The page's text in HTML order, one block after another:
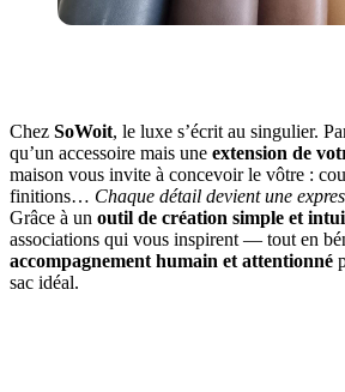
Chez SoWoit, le luxe s’écrit au singulier.
qu’un accessoire mais une extension de
maison vous invite à concevoir le vôtre :
finitions… Chaque détail devient une
Grâce à un outil de création simple et
associations qui vous inspirent — tout en
accompagnement humain et attentionné
sac idéal.